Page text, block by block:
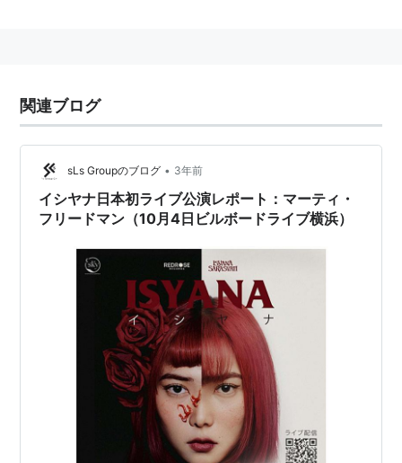
関連ブログ
sLs Groupのブログ • 3年前
イシヤナ日本初ライブ公演レポート：マーティ・
フリードマン（10月4日ビルボードライブ横浜）